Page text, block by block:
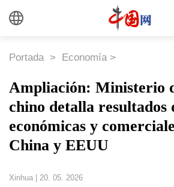
Portada > Economía >
Ampliación: Ministerio
chino detalla resultados
económicas y
China y EEUU
Xinhua 20. 05. 2026